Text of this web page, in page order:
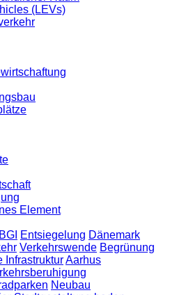
(LEVs)
Element
BGI Entsiegelung Dänemark
Verkehrswende Begrünung
InfrastrukturAarhus
Neubau